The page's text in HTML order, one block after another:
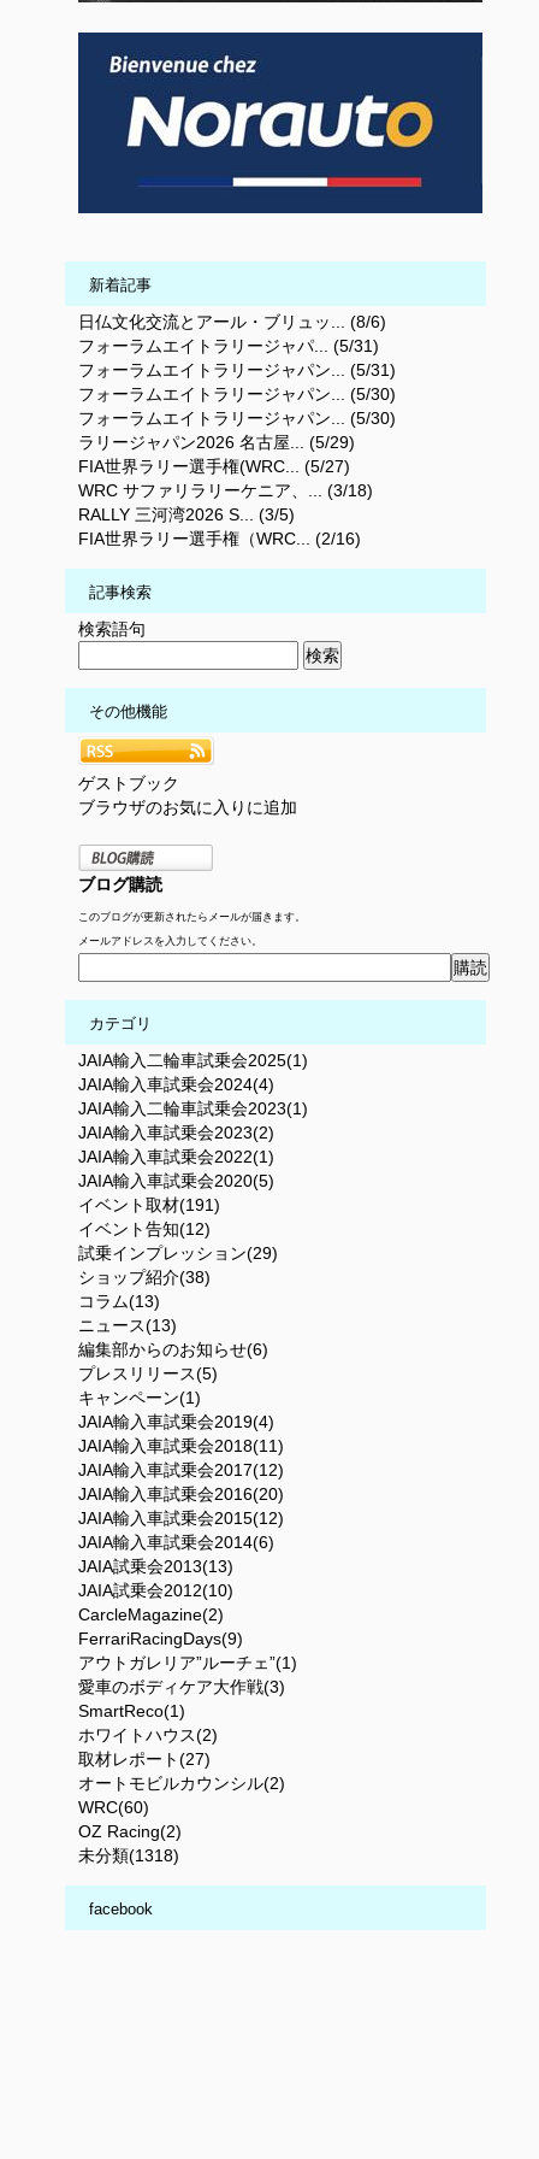
新着記事
日仏文化交流とアール・ブリュッ... (8/6)
フォーラムエイトラリージャパ... (5/31)
フォーラムエイトラリージャパン... (5/31)
フォーラムエイトラリージャパン... (5/30)
フォーラムエイトラリージャパン... (5/30)
ラリージャパン2026 名古屋... (5/29)
FIA世界ラリー選手権(WRC... (5/27)
WRC サファリラリーケニア、... (3/18)
RALLY 三河湾2026 S... (3/5)
FIA世界ラリー選手権（WRC... (2/16)
記事検索
検索語句
その他機能
ゲストブック
ブラウザのお気に入りに追加
ブログ購読
このブログが更新されたらメールが届きます。
メールアドレスを入力してください。
カテゴリ
JAIA輸入二輪車試乗会2025(1)
JAIA輸入車試乗会2024(4)
JAIA輸入二輪車試乗会2023(1)
JAIA輸入車試乗会2023(2)
JAIA輸入車試乗会2022(1)
JAIA輸入車試乗会2020(5)
イベント取材(191)
イベント告知(12)
試乗インプレッション(29)
ショップ紹介(38)
コラム(13)
ニュース(13)
編集部からのお知らせ(6)
プレスリリース(5)
キャンペーン(1)
JAIA輸入車試乗会2019(4)
JAIA輸入車試乗会2018(11)
JAIA輸入車試乗会2017(12)
JAIA輸入車試乗会2016(20)
JAIA輸入車試乗会2015(12)
JAIA輸入車試乗会2014(6)
JAIA試乗会2013(13)
JAIA試乗会2012(10)
CarcleMagazine(2)
FerrariRacingDays(9)
アウトガレリア”ルーチェ”(1)
愛車のボディケア大作戦(3)
SmartReco(1)
ホワイトハウス(2)
取材レポート(27)
オートモビルカウンシル(2)
WRC(60)
OZ Racing(2)
未分類(1318)
facebook